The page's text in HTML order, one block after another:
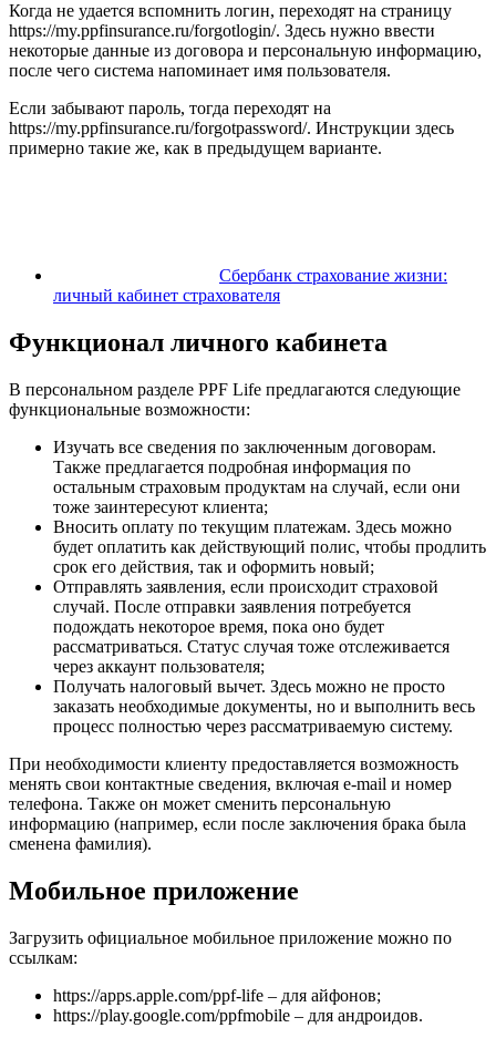
Когда не удается вспомнить логин, переходят на страницу
https://my.ppfinsurance.ru/forgotlogin/. Здесь нужно ввести
некоторые данные из договора и персональную информацию,
после чего система напоминает имя пользователя.
Если забывают пароль, тогда переходят на
https://my.ppfinsurance.ru/forgotpassword/. Инструкции здесь
примерно такие же, как в предыдущем варианте.
Сбербанк страхование жизни:
личный кабинет страхователя
Функционал личного кабинета
В персональном разделе PPF Life предлагаются следующие
функциональные возможности:
Изучать все сведения по заключенным договорам.
Также предлагается подробная информация по
остальным страховым продуктам на случай, если они
тоже заинтересуют клиента;
Вносить оплату по текущим платежам. Здесь можно
будет оплатить как действующий полис, чтобы продлить
срок его действия, так и оформить новый;
Отправлять заявления, если происходит страховой
случай. После отправки заявления потребуется
подождать некоторое время, пока оно будет
рассматриваться. Статус случая тоже отслеживается
через аккаунт пользователя;
Получать налоговый вычет. Здесь можно не просто
заказать необходимые документы, но и выполнить весь
процесс полностью через рассматриваемую систему.
При необходимости клиенту предоставляется возможность
менять свои контактные сведения, включая e-mail и номер
телефона. Также он может сменить персональную
информацию (например, если после заключения брака была
сменена фамилия).
Мобильное приложение
Загрузить официальное мобильное приложение можно по
ссылкам:
https://apps.apple.com/ppf-life – для айфонов;
https://play.google.com/ppfmobile – для андроидов.